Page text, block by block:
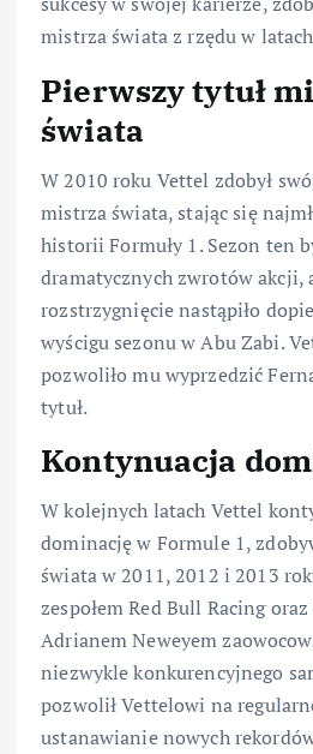
mistrza świata z rzędu w
Pierwszy tytuł
świata
W 2010 roku Vettel zdobył
mistrza świata, stając się
historii Formuły 1. Sezon ten
dramatycznych zwrotów akcji,
rozstrzygnięcie nastąpiło
wyścigu sezonu w Abu Zabi.
pozwoliło mu wyprzedzić
tytuł.
Kontynuacja
W kolejnych latach Vettel
dominację w Formule 1,
świata w 2011, 2012 i 2013
zespołem Red Bull Racing
Adrianem Neweyem
niezwykle konkurencyjnego
pozwolił Vettelowi na
ustanawianie nowych